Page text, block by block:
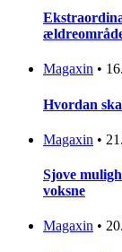
Magaxin •
Hvordan
Magaxin •
Sjove
voksne
Magaxin •